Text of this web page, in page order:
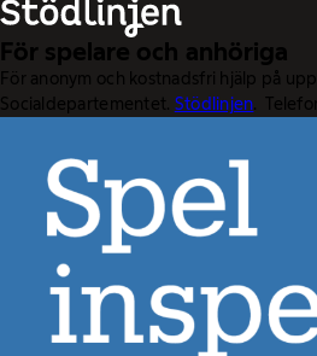
För spelare och anhöriga
För anonym och kostnadsfri hjälp på
Socialdepartementet. Stödlinjen.